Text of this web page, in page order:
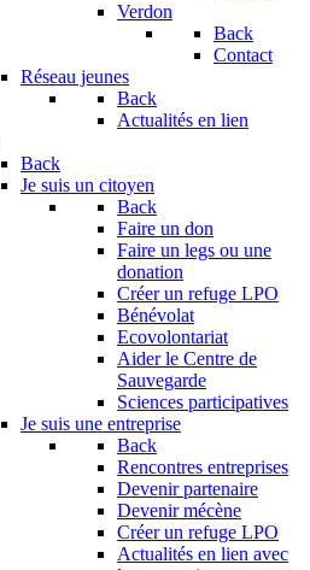
Verdon
Back
Contact
Réseau jeunes
Back
Actualités en lien
Back
Je suis un citoyen
Back
Faire un don
Faire un legs ou une
donation
Créer un refuge LPO
Bénévolat
Ecovolontariat
Aider le Centre de
Sauvegarde
Sciences participatives
Je suis une entreprise
Back
Rencontres entreprises
Devenir partenaire
Devenir mécène
Créer un refuge LPO
Actualités en lien avec